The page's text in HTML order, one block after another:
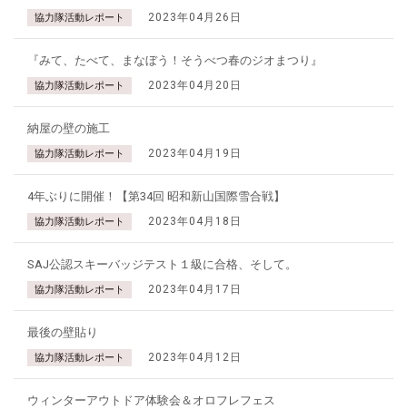
協力隊活動レポート 2023年04月26日
『みて、たべて、まなぼう！そうべつ春のジオまつり』
協力隊活動レポート 2023年04月20日
納屋の壁の施工
協力隊活動レポート 2023年04月19日
4年ぶりに開催！【第34回 昭和新山国際雪合戦】
協力隊活動レポート 2023年04月18日
SAJ公認スキーバッジテスト１級に合格、そして。
協力隊活動レポート 2023年04月17日
最後の壁貼り
協力隊活動レポート 2023年04月12日
ウィンターアウトドア体験会＆オロフレフェス